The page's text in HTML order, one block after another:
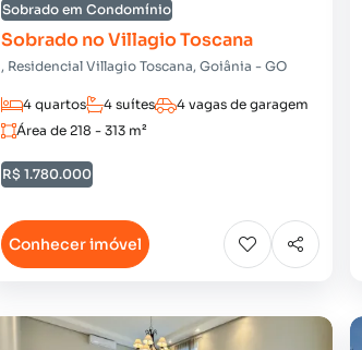
Sobrado em Condomínio
Sobrado no Villagio Toscana
, Residencial Villagio Toscana, Goiânia - GO
4 quartos 4 suítes
4 vagas de garagem
Área de 218 - 313 m²
R$ 1.780.000
Conhecer imóvel